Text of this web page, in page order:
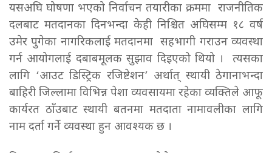
यसअघि घोषणा भएको निर्वाचन तयारीका क्रममा राजनीतिक
दलबाट मतदानका दिनभन्दा केही निश्चित अघिसम्म १८ वर्ष
उमेर पुगेका नागरिकलाई मतदानमा सहभागी गराउन व्यवस्था
गर्न आयोगलाई दबाबमूलक सुझाव दिइएको थियो । त्यसका
लागि ‘आउट डिस्ट्रिक रजिष्टेशन’ अर्थात् स्थायी ठेगानाभन्दा
बाहिरी जिल्लामा विभिन्न पेशा व्यवसायमा रहेका व्यक्तिले आफू
कार्यरत ठाँउबाट स्थायी बतनमा मतदाता नामावलीका लागि
नाम दर्ता गर्ने व्यवस्था हुन आवश्यक छ ।